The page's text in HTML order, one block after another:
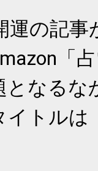
運の記
「
なるな
イトルは